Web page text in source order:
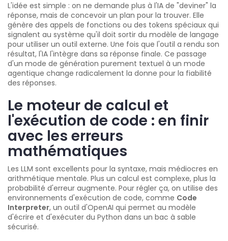
L'idée est simple : on ne demande plus à l'IA de "deviner" la
réponse, mais de concevoir un plan pour la trouver. Elle
génère des appels de fonctions ou des tokens spéciaux qui
signalent au système qu'il doit sortir du modèle de langage
pour utiliser un outil externe. Une fois que l'outil a rendu son
résultat, l'IA l'intègre dans sa réponse finale. Ce passage
d'un mode de génération purement textuel à un mode
agentique change radicalement la donne pour la fiabilité
des réponses.
Le moteur de calcul et
l'exécution de code : en finir
avec les erreurs
mathématiques
Les LLM sont excellents pour la syntaxe, mais médiocres en
arithmétique mentale. Plus un calcul est complexe, plus la
probabilité d'erreur augmente. Pour régler ça, on utilise des
environnements d'exécution de code, comme Code
Interpreter, un outil d'OpenAI qui permet au modèle
d'écrire et d'exécuter du Python dans un bac à sable
sécurisé.